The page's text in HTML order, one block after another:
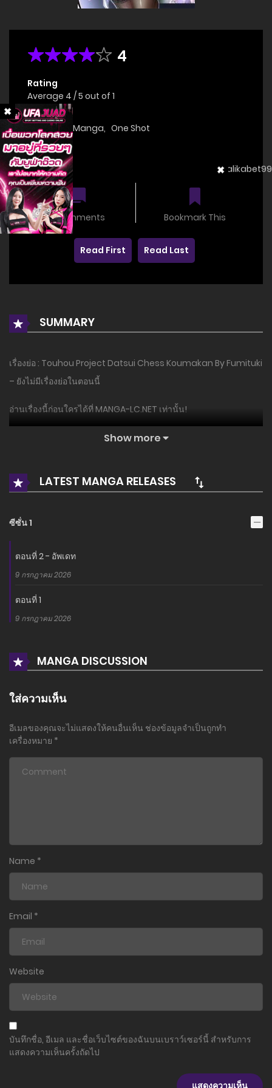
4
Rating
Average 4 /5 out of 1
Genre(s)
Doujinshi
Manga, One Shot
Status
OnGoing
0 comments Bookmark This
Read First Read Last
SUMMARY
เรื่องย่อ : Touhou Project Datsui Chess Koumakan By Fumituki
– ยังไม่มีเรื่องย่อในตอนนี้
อ่านเรื่องนี้ก่อนใครได้ที่ MANGA-LC.NET เท่านั้น!
Show more
LATEST MANGA RELEASES
ซีซั่น 1
ตอนที่ 2 - อัพเดท
9 กรกฎาคม 2026
ตอนที่ 1
9 กรกฎาคม 2026
MANGA DISCUSSION
ใส่ความเห็น
อีเมลของคุณจะไม่แสดงให้คนอื่นเห็น ช่องข้อมูลจำเป็นถูกทำ
เครื่องหมาย *
Name *
Email *
Website
บันทึกชื่อ, อีเมล และชื่อเว็บไซต์ของฉันบนเบราว์เซอร์นี้ สำหรับการ
แสดงความเห็นครั้งถัดไป